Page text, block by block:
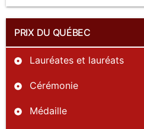
PRIX DU QUÉBEC
Lauréates et lauréats
Cérémonie
Médaille